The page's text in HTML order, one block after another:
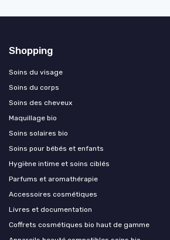
Shopping
Soins du visage
Soins du corps
Soins des cheveux
Maquillage bio
Soins solaires bio
Soins pour bébés et enfants
Hygiène intime et soins ciblés
Parfums et aromathérapie
Accessoires cosmétiques
Livres et documentation
Coffrets cosmétiques bio haut de gamme